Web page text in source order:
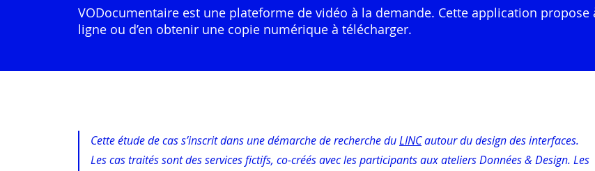
VODocumentaire est une plateforme de vidéo à la demande. Cette application
ligne ou d’en obtenir une copie numérique à télécharger.
Cette étude de cas s’inscrit dans une démarche de recherche duLINCautour du design des interfaces.
Les cas traités sont des services fictifs, co-créés avec les participants aux ateliers Données & Design. Les